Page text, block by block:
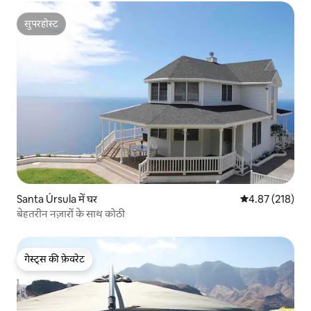
सुपरहोस्ट
सुपरहोस्ट
Santa Úrsula में घर औसत रेटिंग 5 में से
4.87 (218)
बेहतरीन नज़ारों के साथ कोठी
गेस्ट्स की फ़ेवरेट
गेस्ट्स की फ़ेवरेट